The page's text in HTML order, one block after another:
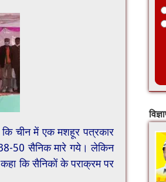
कि चीन में एक मशहूर पत्रकार
50 सैनिक मारे गये। लेकिन
कि सैनिकों के पराक्रम पर